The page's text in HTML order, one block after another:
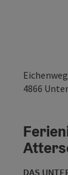
4866
DAS